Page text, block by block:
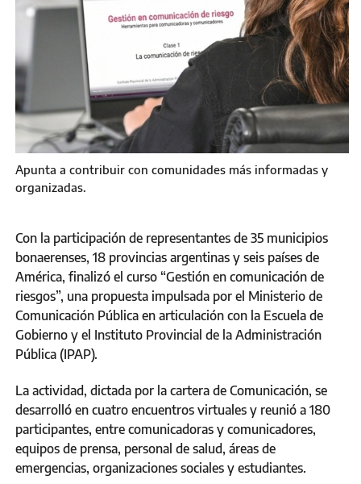
Apunta a contribuir con comunidades más informadas y
organizadas.
Con la participación de representantes de 35 municipios
bonaerenses, 18 provincias argentinas y seis países de
América, finalizó el curso “Gestión en comunicación de
riesgos”, una propuesta impulsada por el Ministerio de
Comunicación Pública en articulación con la Escuela de
Gobierno y el Instituto Provincial de la Administración
Pública (IPAP).
La actividad, dictada por la cartera de Comunicación, se
desarrolló en cuatro encuentros virtuales y reunió a 180
participantes, entre comunicadoras y comunicadores,
equipos de prensa, personal de salud, áreas de
emergencias, organizaciones sociales y estudiantes.